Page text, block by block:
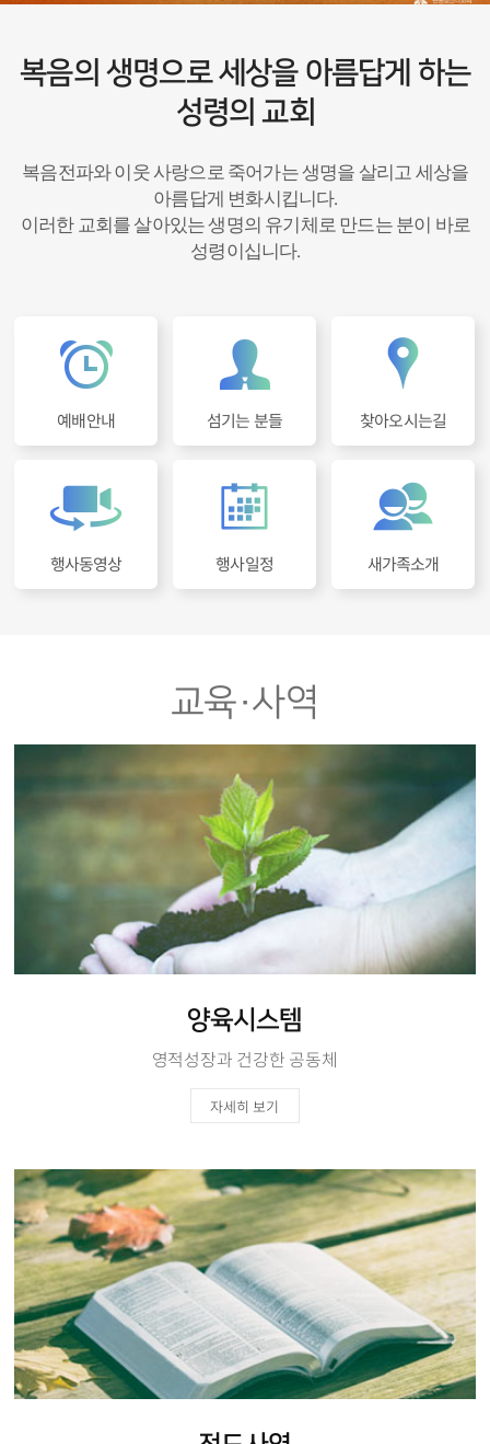
복음의 생명으로 세상을 아름답게 하는
성령의 교회
복음전파와 이웃 사랑으로 죽어가는 생명을 살리고 세상을
아름답게 변화시킵니다.
이러한 교회를 살아있는 생명의 유기체로 만드는 분이 바로
성령이십니다.
예배안내 섬기는 분들 찾아오시는길
행사동영상 행사일정 새가족소개
교육·사역
양육시스템
영적성장과 건강한 공동체
자세히 보기